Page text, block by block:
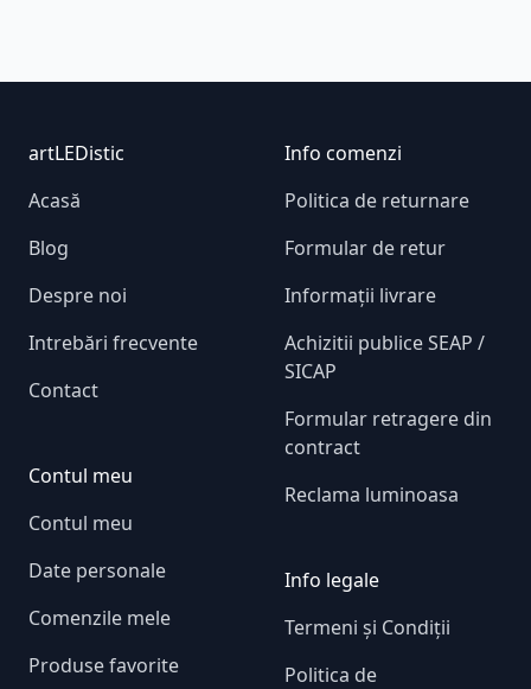
Footer
artLEDistic
Acasă
Blog
Despre noi
Intrebări frecvente
Contact
Contul meu
Contul meu
Date personale
Comenzile mele
Produse favorite
Info comenzi
Politica de returnare
Formular de retur
Informații livrare
Achizitii publice SEAP /
SICAP
Formular retragere din
contract
Reclama luminoasa
Info legale
Termeni și Condiții
Politica de